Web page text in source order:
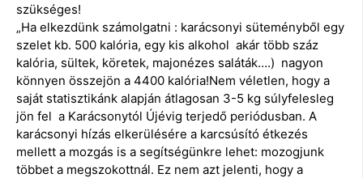
szükséges!
„Ha elkezdünk számolgatni : karácsonyi süteményből egy
szelet kb. 500 kalória, egy kis alkohol akár több száz
kalória, sültek, köretek, majonézes saláták….) nagyon
könnyen összejön a 4400 kalória!Nem véletlen, hogy a
saját statisztikánk alapján átlagosan 3-5 kg súlyfelesleg
jön fel a Karácsonytól Újévig terjedő periódusban. A
karácsonyi hízás elkerülésére a karcsúsító étkezés
mellett a mozgás is a segítségünkre lehet: mozogjunk
többet a megszokottnál. Ez nem azt jelenti, hogy a